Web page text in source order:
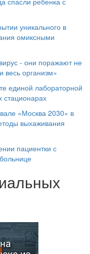
уникального в
омиксными
- они поражают не
весь организм»
единой лабораторной
стационарах
«Москва 2030» в
выхаживания
пациентки с